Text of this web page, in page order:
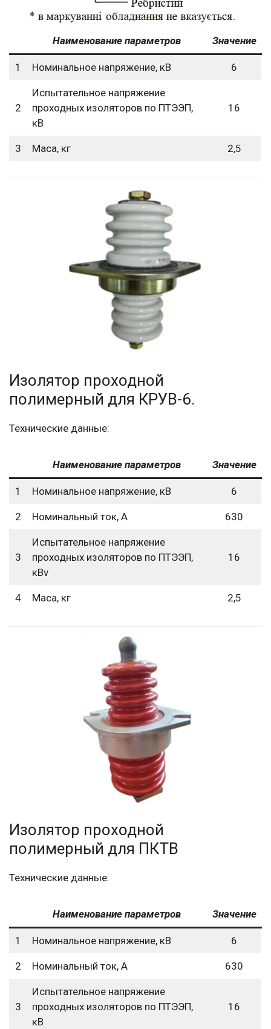
Наименование параметров Значение
1 Номинальное напряжение, кВ 6
2
Испытательное напряжение
проходных изоляторов по ПТЭЭП,
кВ
16
3 Маса, кг 2,5
Изолятор проходной
полимерный для КРУВ-6.
Технические данные:
Наименование параметров Значение
1 Номинальное напряжение, кВ 6
2 Номинальный ток, А 630
3
Испытательное напряжение
проходных изоляторов по ПТЭЭП,
кВv
16
4 Маса, кг 2,5
Изолятор проходной
полимерный для ПКТВ
Технические данные:
Наименование параметров Значение
1 Номинальное напряжение, кВ 6
2 Номинальный ток, А 630
3
Испытательное напряжение
проходных изоляторов по ПТЭЭП,
кВ
16